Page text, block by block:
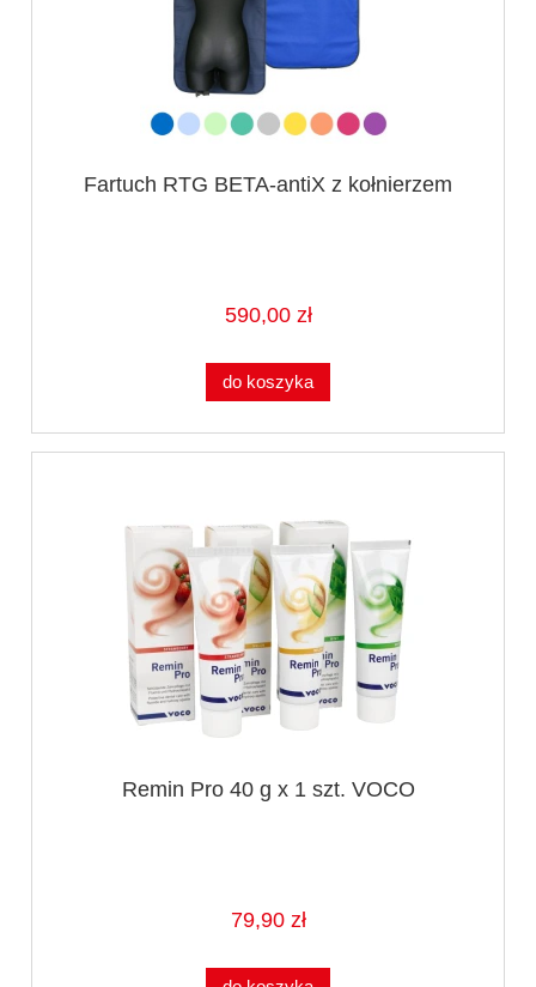
Fartuch RTG BETA-antiX z kołnierzem
590,00 zł
do koszyka
Remin Pro 40 g x 1 szt. VOCO
79,90 zł